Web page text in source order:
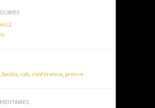
L2
bastia cab conférence presse